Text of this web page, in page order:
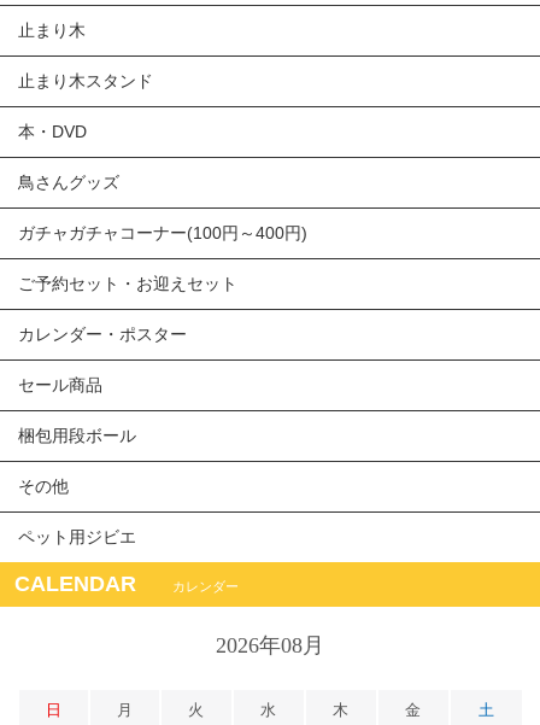
止まり木
止まり木スタンド
本・DVD
鳥さんグッズ
ガチャガチャコーナー(100円～400円)
ご予約セット・お迎えセット
カレンダー・ポスター
セール商品
梱包用段ボール
その他
ペット用ジビエ
CALENDAR カレンダー
2026年08月
日 月 火 水 木 金 土